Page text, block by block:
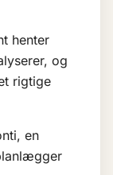
henter
og
rigtige
en